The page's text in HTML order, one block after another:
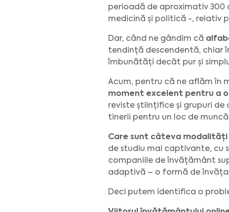
perioadă de aproximativ 300
medicină și politică -, relativ
Dar, când ne gândim că
tendință descendentă, chiar
îmbunătăți decât pur și
Acum, pentru că ne aflăm în
moment excelent pentru a
reviste științifice și grupuri
tinerii pentru un loc de
Care sunt câteva modalități
de studiu mai captivante, cu
companiile de învățământ
adaptivă – o formă de
Deci putem identifica o